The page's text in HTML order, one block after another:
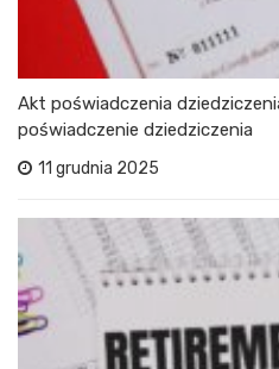
Akt poświadczenia
poświadczenie dziedziczenia
11 grudnia 2025